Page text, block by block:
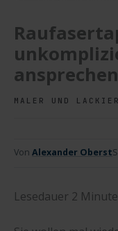
MALER UND
Von Alexander Oberst
Lesedauer 2